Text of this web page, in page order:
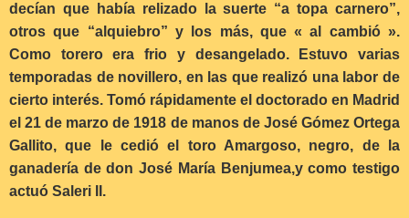
decían que había relizado la suerte “a topa carnero”,
otros que “alquiebro” y los más, que « al cambió ».
Como torero era frio y desangelado. Estuvo varias
temporadas de novillero, en las que realizó una labor de
cierto interés. Tomó rápidamente el doctorado en Madrid
el 21 de marzo de 1918 de manos de José Gómez Ortega
Gallito, que le cedió el toro Amargoso, negro, de la
ganadería de don José María Benjumea,y como testigo
actuó Saleri II.